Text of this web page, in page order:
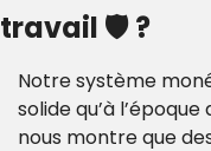
travail 🛡️ ?
Notre système
solide qu’à
nous montre que